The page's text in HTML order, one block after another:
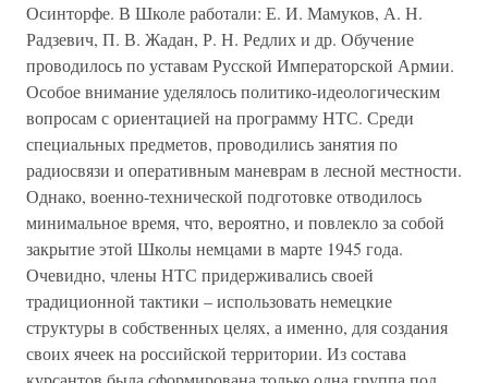
Осинторфе. В Школе работали: Е. И. Мамуков, А. Н.
Радзевич, П. В. Жадан, Р. Н. Редлих и др. Обучение
проводилось по уставам Русской Императорской Армии.
Особое внимание уделялось политико-идеологическим
вопросам с ориентацией на программу НТС. Среди
специальных предметов, проводились занятия по
радиосвязи и оперативным маневрам в лесной местности.
Однако, военно-технической подготовке отводилось
минимальное время, что, вероятно, и повлекло за собой
закрытие этой Школы немцами в марте 1945 года.
Очевидно, члены НТС придерживались своей
традиционной тактики – использовать немецкие
структуры в собственных целях, а именно, для создания
своих ячеек на российской территории. Из состава